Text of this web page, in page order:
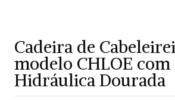
Cadeira de
modelo CHLOE com
Hidráulica Dourada